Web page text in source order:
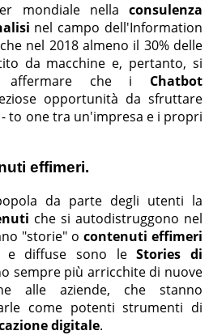
mondiale nella consulenza
nel campo dell'Information
nel 2018 almeno il 30% delle
da macchine e, pertanto, si
affermare che i Chatbot
opportunità da sfruttare
to one tra un'impresa e i propri
effimeri.
da parte degli utenti la
che si autodistruggono nel
"storie" ocontenuti effimeri
e diffuse sono leStories di
sempre più arricchite di nuove
alle aziende, che stanno
come potenti strumenti di
digitale.